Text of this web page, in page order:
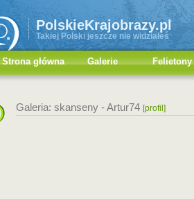
PolskieKrajobrazy.pl
Takiej Polski jeszcze nie widziałeś
Strona główna Galerie Felietony
Galeria: skanseny -Artur74 [profil]